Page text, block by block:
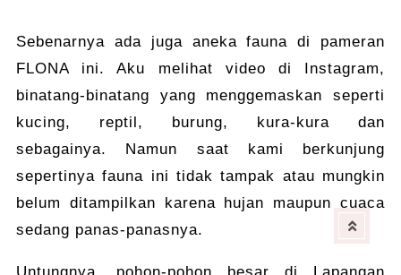
Sebenarnya ada juga aneka fauna di pameran
FLONA ini. Aku melihat video di Instagram,
binatang-binatang yang menggemaskan seperti
kucing, reptil, burung, kura-kura dan
sebagainya. Namun saat kami berkunjung
sepertinya fauna ini tidak tampak atau mungkin
belum ditampilkan karena hujan maupun cuaca
sedang panas-panasnya.